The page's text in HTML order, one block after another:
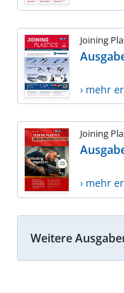
Joining
› mehr
Joining
› mehr
Weitere